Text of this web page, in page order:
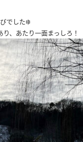
でした❄️
、あたり一面まっしろ！